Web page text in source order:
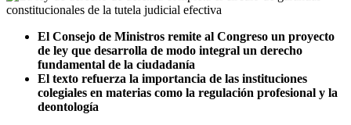
El Consejo de Ministros remite al Congreso un proyecto
de ley que desarrolla de modo integral un derecho
fundamental de la ciudadanía
El texto refuerza la importancia de las instituciones
colegiales en materias como la regulación profesional y la
deontología